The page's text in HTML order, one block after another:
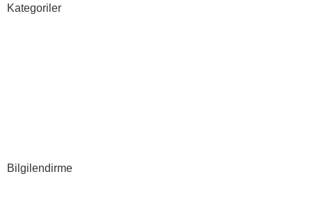
Kategoriler
Bilgilendirme